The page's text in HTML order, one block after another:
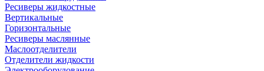
Ресиверы жидкостные
Вертикальные
Горизонтальные
Ресиверы маслянные
Маслоотделители
Отделители жидкости